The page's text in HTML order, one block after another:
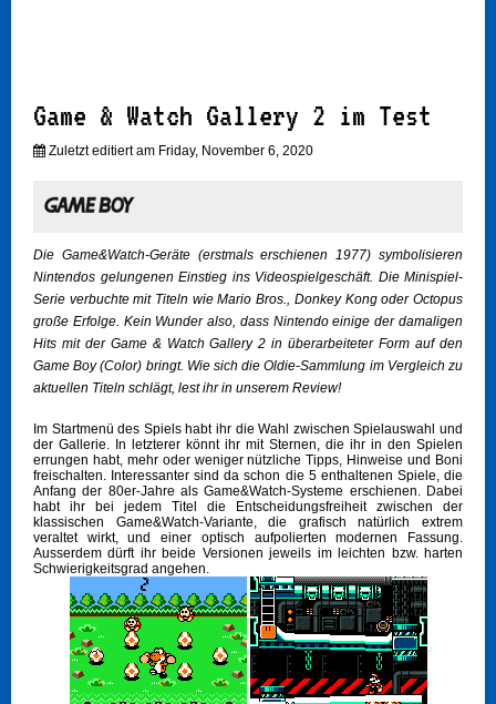
Game & Watch Gallery 2 im Test
Zuletzt editiert am Friday, November 6, 2020
Die Game&Watch-Geräte (erstmals erschienen 1977) symbolisieren
Nintendos gelungenen Einstieg ins Videospielgeschäft. Die Minispiel-
Serie verbuchte mit Titeln wie Mario Bros., Donkey Kong oder Octopus
große Erfolge. Kein Wunder also, dass Nintendo einige der damaligen
Hits mit der Game & Watch Gallery 2 in überarbeiteter Form auf den
Game Boy (Color) bringt. Wie sich die Oldie-Sammlung im Vergleich zu
aktuellen Titeln schlägt, lest ihr in unserem Review!
Im Startmenü des Spiels habt ihr die Wahl zwischen Spielauswahl und
der Gallerie. In letzterer könnt ihr mit Sternen, die ihr in den Spielen
errungen habt, mehr oder weniger nützliche Tipps, Hinweise und Boni
freischalten. Interessanter sind da schon die 5 enthaltenen Spiele, die
Anfang der 80er-Jahre als Game&Watch-Systeme erschienen. Dabei
habt ihr bei jedem Titel die Entscheidungsfreiheit zwischen der
klassischen Game&Watch-Variante, die grafisch natürlich extrem
veraltet wirkt, und einer optisch aufpolierten modernen Fassung.
Ausserdem dürft ihr beide Versionen jeweils im leichten bzw. harten
Schwierigkeitsgrad angehen.